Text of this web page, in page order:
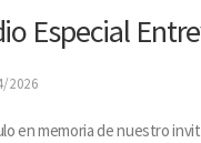
Especial
2026
en memoria de nuestro